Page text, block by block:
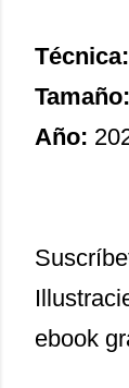
Técnica:
Tamaño:
Año:
ebook